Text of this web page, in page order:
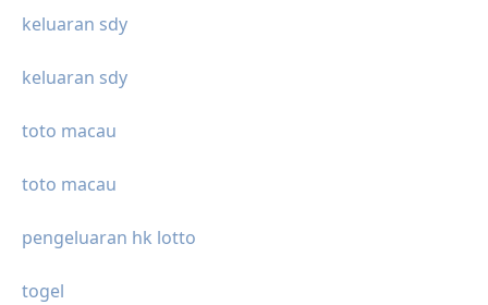
keluaran sdy
keluaran sdy
toto macau
toto macau
pengeluaran hk lotto
togel